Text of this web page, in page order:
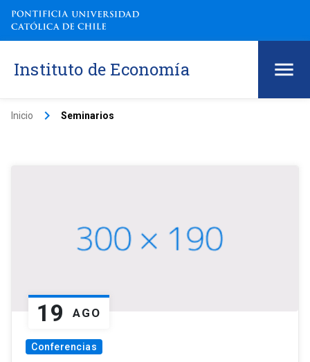
Instituto de Economía
Inicio keyboard_arrow_right Seminarios
19 AGO
Conferencias